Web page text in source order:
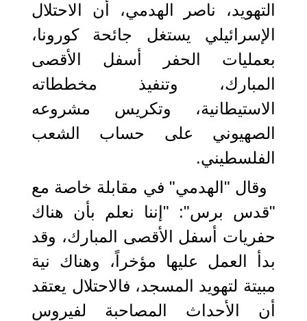
التهويد، ناصر الهدمي، أن الاحتلال
الإسرائيلي يستغل جائحة كورونا،
بعمليات الحفر أسفل الأقصى
المبارك، وتنفيذ مخططاته
الاستيطانية، وتكريس مشروعه
الصهيوني على حساب الشعب
الفلسطيني.
وقال "الهدمي" في مقابلة خاصة مع
"قدس برس": "إننا نعلم بأن هناك
حفريات أسفل الأقصى المبارك، وقد
بدأ العمل عليها مؤخراً، وهناك نية
مبيتة لتهويد المسجد، فالاحتلال يعتقد
أن الأحداث المصاحبة لفيروس